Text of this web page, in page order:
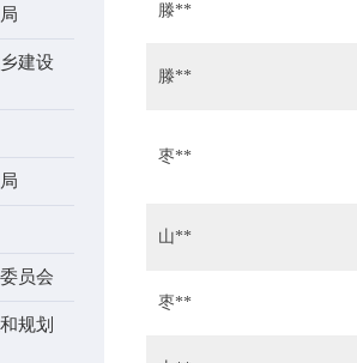
建设
员会
规划
滕**
滕**
枣**
山**
枣**